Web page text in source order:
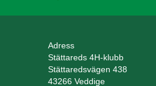
Adress
Stättareds 4H-klubb
Stättaredsvägen 438
43266 Veddige